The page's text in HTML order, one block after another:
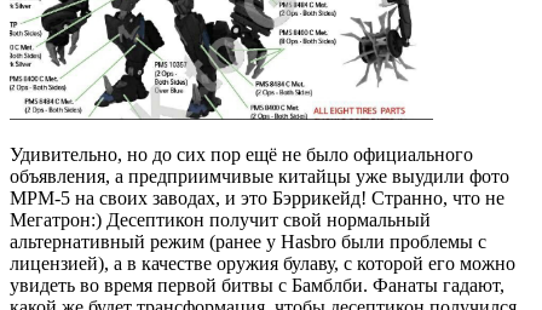
Удивительно, но до сих пор ещё не было официального
объявления, а предприимчивые китайцы уже выудили фото
MPM-5 на своих заводах, и это Бэррикейд! Странно, что не
Мегатрон:) Десептикон получит свой нормальный
альтернативный режим (ранее у Hasbro были проблемы с
лицензией), а в качестве оружия булаву, с которой его можно
увидеть во время первой битвы с Бамблби. Фанаты гадают,